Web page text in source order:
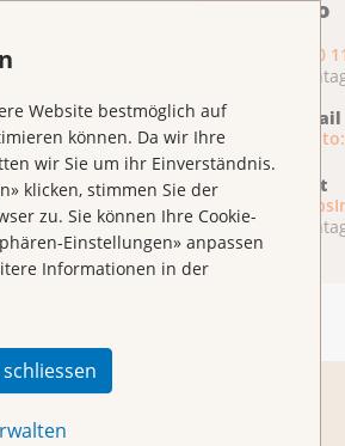
Website bestmöglich auf
können. Da wir Ihre
wir Sie um ihr Einverständnis.
klicken, stimmen Sie der
zu. Sie können Ihre Cookie-
Einstellungen» anpassen
Informationen in der
KrebsInfo
0800
E-Mail
Chat